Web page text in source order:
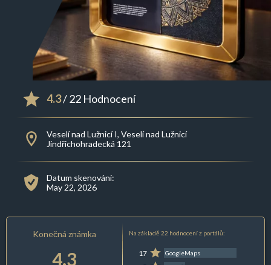
4.3/ 22 Hodnocení
Veselí nad Lužnicí I, Veselí nad Lužnicí
Jindřichohradecká 121
Datum skenování:
May 22, 2026
Konečná známka
4.3
Na základě 22 hodnocení z portálů:
17 GoogleMaps